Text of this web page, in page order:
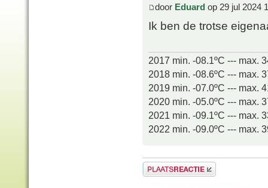
door Eduard op 29 jul 2024
Ik ben de trotse
2017 min. -08.1ºC --- max.
2018 min. -08.6ºC --- max.
2019 min. -07.0ºC --- max.
2020 min. -05.0ºC --- max.
2021 min. -09.1ºC --- max.
2022 min. -09.0ºC --- max.
Plaats een reactie